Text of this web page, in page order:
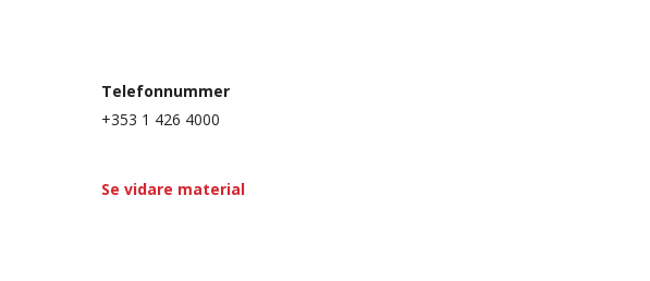
Telefonnummer
+353 1 426 4000
Se vidare material